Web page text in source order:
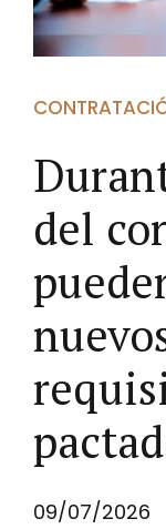
del
09/07/2026